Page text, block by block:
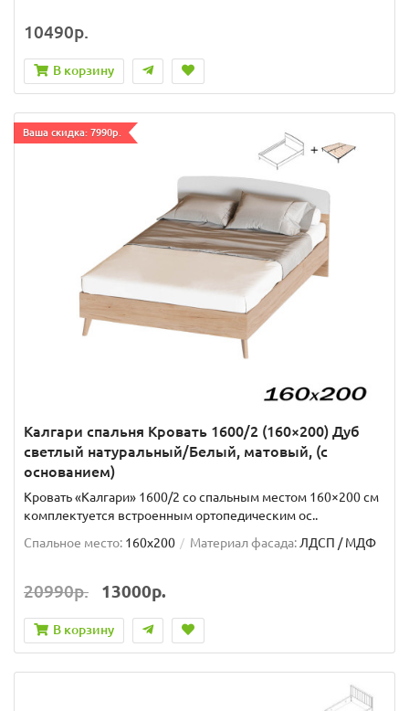
10490р.
В корзину
Ваша скидка: 7990р.
Калгари спальня Кровать 1600/2 (160×200) Дуб
светлый натуральный/Белый, матовый, (с
основанием)
Кровать «Калгари» 1600/2 со спальным местом 160×200 см
комплектуется встроенным ортопедическим ос..
Спальное место: 160x200 Материал фасада: ЛДСП / МДФ
20990р. 13000р.
В корзину